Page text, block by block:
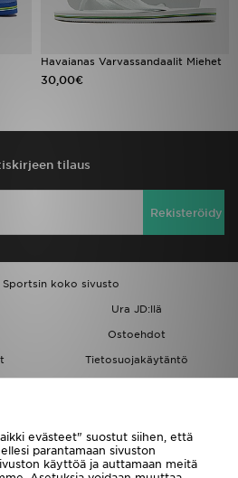
Havaianas Varvassandaalit Miehet
30,00€
tilaus
Rekisteröidy
Sportsin koko sivusto
Ura JD:llä
Ostoehdot
Tietosuojakäytäntö
JD Blog
evästeet" suostut siihen, että
parantamaan sivuston
käyttöä ja auttamaan meitä